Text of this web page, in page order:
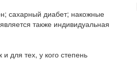
сахарный диабет; накожные
также индивидуальная
для тех, у кого степень